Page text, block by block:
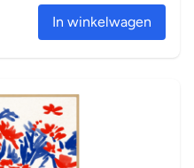
In winkelwagen